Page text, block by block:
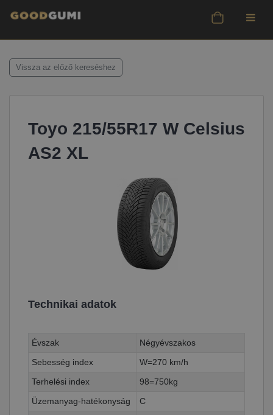
Vissza az előző kereséshez
Toyo 215/55R17 W Celsius
AS2 XL
Technikai adatok
Évszak
Négyévszakos
Sebesség index
W=270 km/h
Terhelési index
98=750kg
Üzemanyag-hatékonyság
C